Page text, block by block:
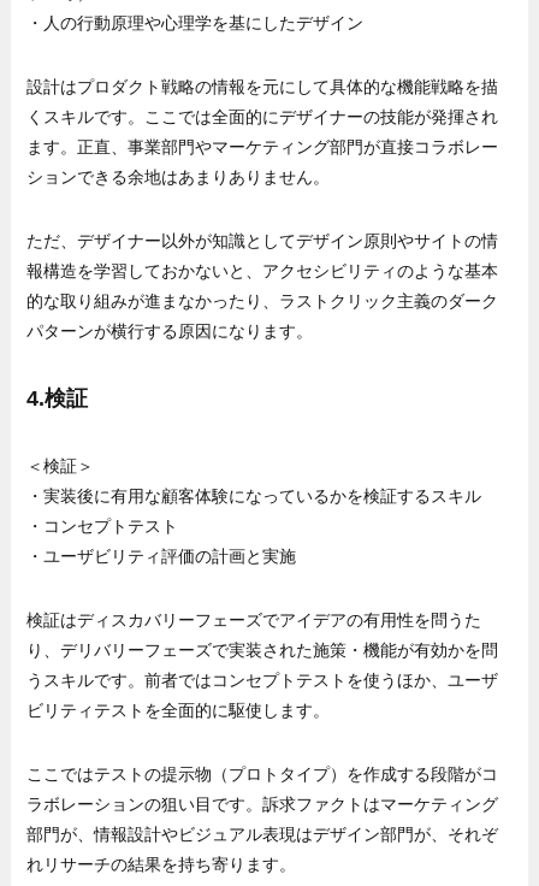
・人の行動原理や心理学を基にしたデザイン
設計はプロダクト戦略の情報を元にして具体的な機能戦略を描
くスキルです。ここでは全面的にデザイナーの技能が発揮され
ます。正直、事業部門やマーケティング部門が直接コラボレー
ションできる余地はあまりありません。
ただ、デザイナー以外が知識としてデザイン原則やサイトの情
報構造を学習しておかないと、アクセシビリティのような基本
的な取り組みが進まなかったり、ラストクリック主義のダーク
パターンが横行する原因になります。
4.検証
＜検証＞
・実装後に有用な顧客体験になっているかを検証するスキル
・コンセプトテスト
・ユーザビリティ評価の計画と実施
検証はディスカバリーフェーズでアイデアの有用性を問うた
り、デリバリーフェーズで実装された施策・機能が有効かを問
うスキルです。前者ではコンセプトテストを使うほか、ユーザ
ビリティテストを全面的に駆使します。
ここではテストの提示物（プロトタイプ）を作成する段階がコ
ラボレーションの狙い目です。訴求ファクトはマーケティング
部門が、情報設計やビジュアル表現はデザイン部門が、それぞ
れリサーチの結果を持ち寄ります。